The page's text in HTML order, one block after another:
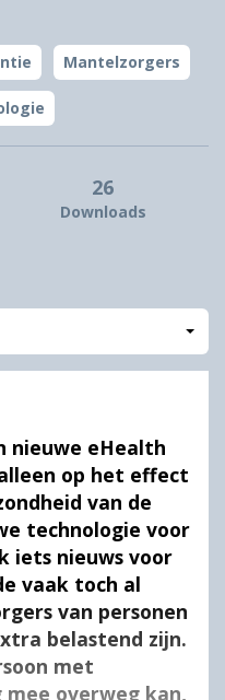
Mantelzorgers
26
Downloads
nieuwe eHealth
op het effect
van de
technologie voor
iets nieuws voor
vaak toch al
van personen
belastend zijn.
met
overweg kan,